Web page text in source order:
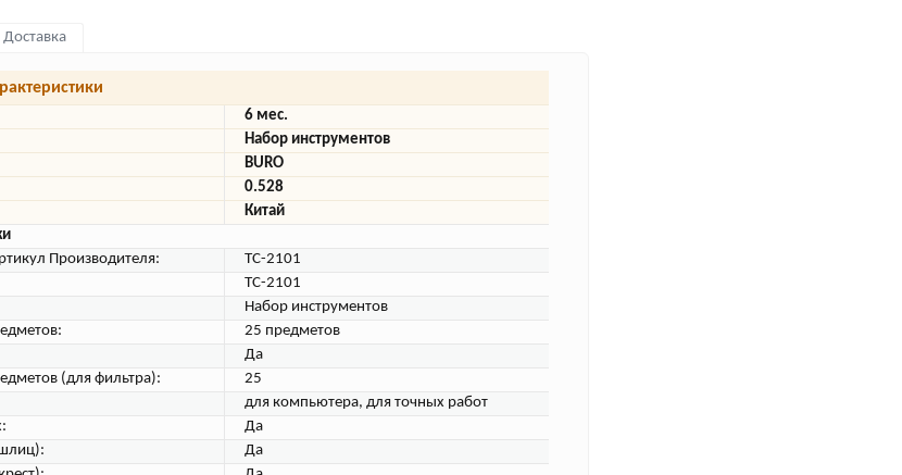
Доставка
6 мес.
Набор инструментов
BURO
0.528
Китай
Производителя:
TC-2101
TC-2101
Набор инструментов
25 предметов
Да
(для фильтра):
25
для компьютера, для точных работ
Да
Да